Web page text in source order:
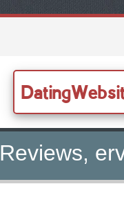
Reviews,